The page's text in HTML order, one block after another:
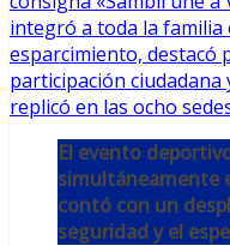
El evento
simultáneamente
contó con un
seguridad y el